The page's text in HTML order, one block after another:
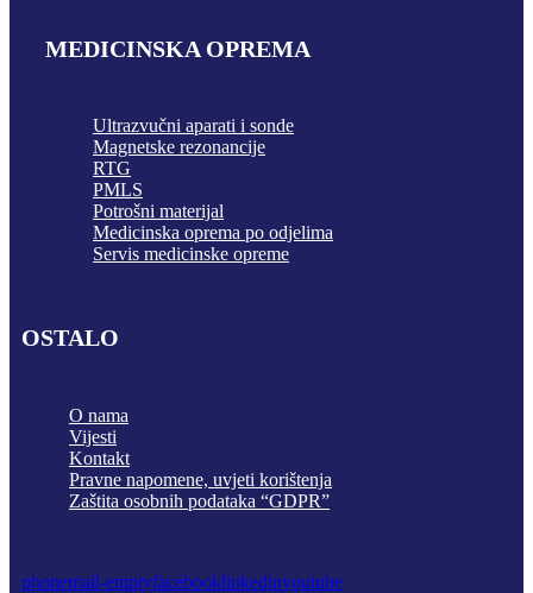
MEDICINSKA OPREMA
Ultrazvučni aparati i sonde
Magnetske rezonancije
RTG
PMLS
Potrošni materijal
Medicinska oprema po odjelima
Servis medicinske opreme
OSTALO
O nama
Vijesti
Kontakt
Pravne napomene, uvjeti korištenja
Zaštita osobnih podataka “GDPR”
phonemail-emptyfacebooklinkedinyoutube